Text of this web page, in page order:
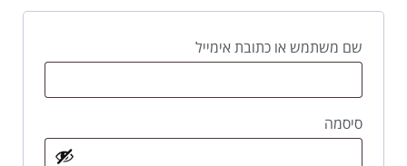
שם משתמש או כתובת אימייל
סיסמה